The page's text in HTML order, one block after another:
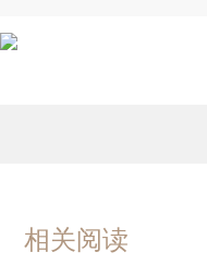
相关阅读